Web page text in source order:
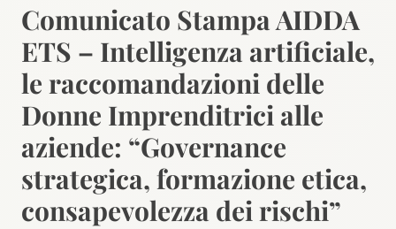
Comunicato Stampa AIDDA
ETS – Intelligenza artificiale,
le raccomandazioni delle
Donne Imprenditrici alle
aziende: “Governance
strategica, formazione etica,
consapevolezza dei rischi”